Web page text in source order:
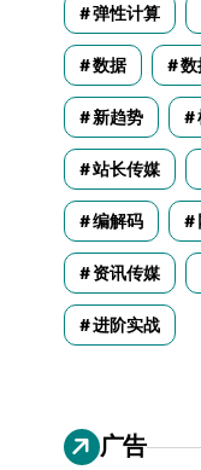
弹性计算
数据 数
新趋势
站长传媒
编解码
资讯传媒
进阶实战
广告